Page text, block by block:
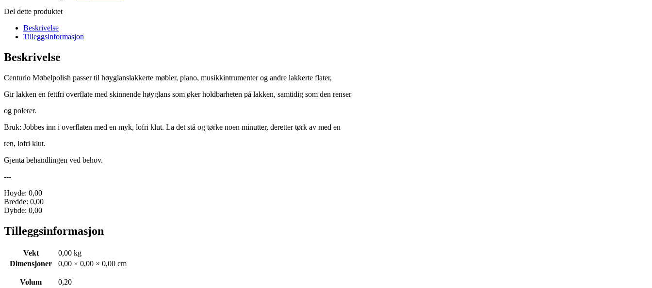
Del dette produktet
Beskrivelse
Tilleggsinformasjon
Beskrivelse
Centurio Møbelpolish passer til høyglanslakkerte møbler, piano, musikkintrumenter og andre lakkerte flater,
Gir lakken en fettfri overflate med skinnende høyglans som øker holdbarheten på lakken, samtidig som den renser
og polerer.
Bruk: Jobbes inn i overflaten med en myk, lofri klut. La det stå og tørke noen minutter, deretter tørk av med en
ren, lofri klut.
Gjenta behandlingen ved behov.
---
Hoyde: 0,00
Bredde: 0,00
Dybde: 0,00
Tilleggsinformasjon
Vekt
0,00 kg
Dimensjoner
0,00 × 0,00 × 0,00 cm
Volum 0,20